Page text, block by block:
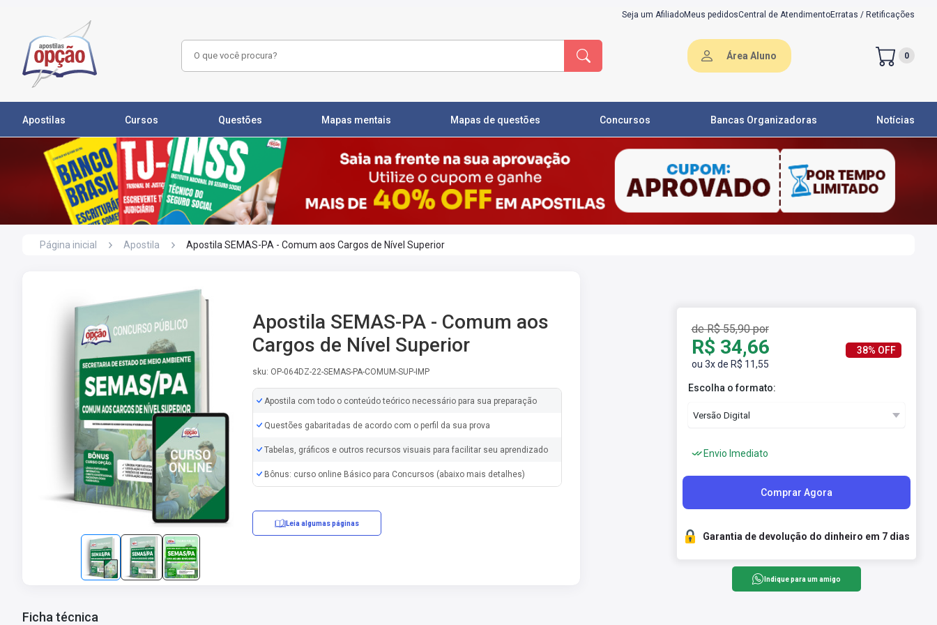
Seja um AfiliadoMeus pedidosCentral de AtendimentoErratas / Retificações
Área Aluno 0
Apostilas Cursos Questões Mapas mentais Mapas de questões Concursos Bancas Organizadoras Notícias
Página inicial Apostila Apostila SEMAS-PA - Comum aos Cargos de Nível Superior
Apostila SEMAS-PA - Comum aos
Cargos de Nível Superior
sku: OP-064DZ-22-SEMAS-PA-COMUM-SUP-IMP
Apostila com todo o conteúdo teórico necessário para sua preparação
Questões gabaritadas de acordo com o perfil da sua prova
Tabelas, gráficos e outros recursos visuais para facilitar seu aprendizado
Bônus: curso online Básico para Concursos (abaixo mais detalhes)
Leia algumas páginas
Ficha técnica
de R$ 55,90 por
R$ 34,66
ou 3x de R$ 11,55
38% OFF
Escolha o formato:
Envio Imediato
Comprar Agora
Garantia de devolução do dinheiro em 7 dias
Indique para um amigo